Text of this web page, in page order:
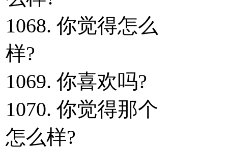
1068. 你觉得怎么
样?
1069. 你喜欢吗?
1070. 你觉得那个
怎么样?